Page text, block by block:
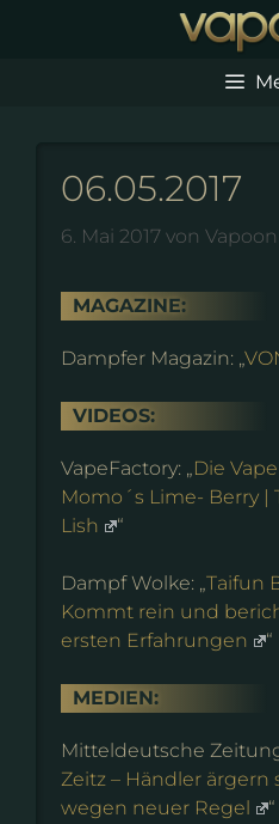
06.05.2017
6. Mai 2017 von Vapoon
MAGAZINE:
Dampfer Magazin: „
VIDEOS:
VapeFactory: „ Die
Momo´s Lime- Berry |
Lish
“
Dampf Wolke: „ Taifun
Kommt rein und
ersten Erfahrungen
“
MEDIEN:
Mitteldeutsche
Zeitz – Händler ärgern
wegen neuer Regel
“